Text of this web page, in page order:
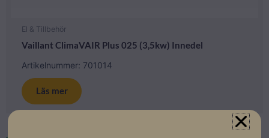
El & Tillbehör
Vaillant ClimaVAIR Plus 025 (3,5kw) Innedel
Artikelnummer: 701014
Läs mer